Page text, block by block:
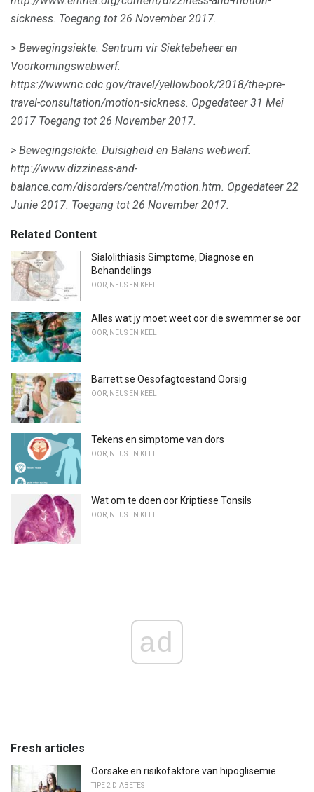
sickness. Toegang tot 26 November 2017.
> Bewegingsiekte. Sentrum vir Siektebeheer en
Voorkomingswebwerf.
https://wwwnc.cdc.gov/travel/yellowbook/2018/the-pre-
travel-consultation/motion-sickness. Opgedateer 31 Mei
2017 Toegang tot 26 November 2017.
> Bewegingsiekte. Duisigheid en Balans webwerf.
http://www.dizziness-and-
balance.com/disorders/central/motion.htm. Opgedateer 22
Junie 2017. Toegang tot 26 November 2017.
Related Content
Sialolithiasis Simptome, Diagnose en
Behandelings
OOR, NEUS EN KEEL
Alles wat jy moet weet oor die swemmer se oor
OOR, NEUS EN KEEL
Barrett se Oesofagtoestand Oorsig
OOR, NEUS EN KEEL
Tekens en simptome van dors
OOR, NEUS EN KEEL
Wat om te doen oor Kriptiese Tonsils
OOR, NEUS EN KEEL
ad
Fresh articles
Oorsake en risikofaktore van hipoglisemie
TIPE 2 DIABETES